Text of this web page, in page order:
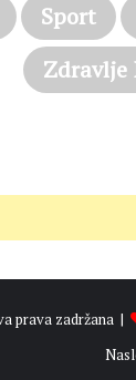
Sport
Zdravlje
prava zadržana |